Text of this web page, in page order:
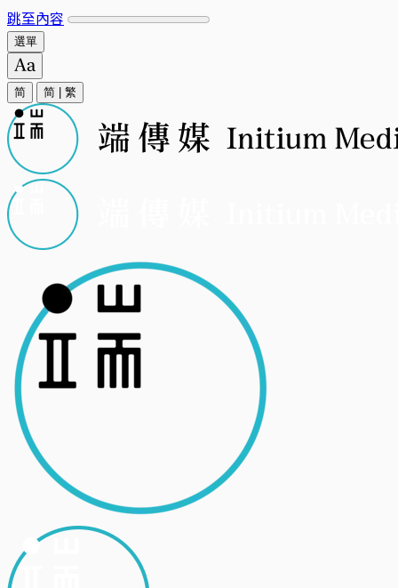
跳至內容
選單
简 简 繁